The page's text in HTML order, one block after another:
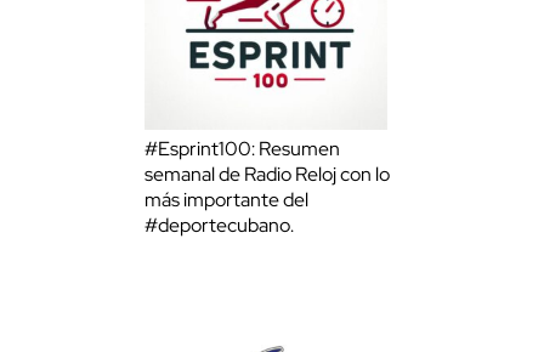
#Esprint100: Resumen
semanal de Radio Reloj con lo
más importante del
#deportecubano.